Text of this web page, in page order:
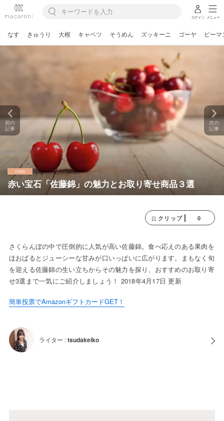
ログイン メニュー
なす きゅうり 大根 キャベツ そうめん ズッキーニ ゴーヤ ピーマ
赤い宝石「佐藤錦」の魅力とお取り寄せ商品３選
前の
記事
次の
記事
クリップ 0
さくらんぼの中で圧倒的に人気が高い佐藤錦。食べ応えのある果肉を
ほおばるとジューシーな甘みが口いっぱいに広がります。まもなく旬
を迎える佐藤錦の生い立ちからその魅力を探り、おすすめのお取り寄
せ3選まで一気にご紹介しましょう！ 2018年4月17日 更新
簡単投票でAmazonギフトカードGET！
ライター :tsudakeiko